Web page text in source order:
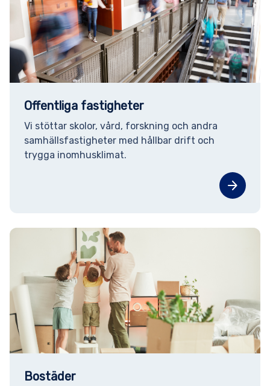
Offentliga fastigheter
Vi stöttar skolor, vård, forskning och andra
samhällsfastigheter med hållbar drift och
trygga inomhusklimat.
arrow_forward
Bostäder